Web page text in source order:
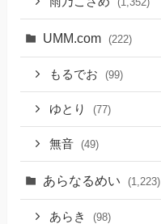
UMM.com (222)
もるでお (99)
ゆとり (77)
無音 (49)
あらなるめい (1,223)
あらき (98)